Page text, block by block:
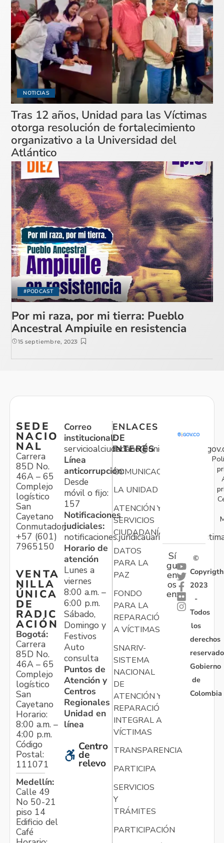
NOTICIAS
Tras 12 años, Unidad para las Víctimas
otorga resolución de fortalecimiento
organizativo a la Universidad del
Atlántico
#PODCAST
Por mi raza, por mi tierra: Pueblo
Ancestral Ampiuile en resistencia
15 septiembre, 2023
SEDE
NACIO
NAL
Carrera
85D No.
46A – 65
Complejo
logístico
San
Cayetano
Conmutador:
+57 (601)
7965150
VENTA
NILLA
ÚNICA
DE
RADIC
ACIÓN
Bogotá:
Carrera
85D No.
46A – 65
Complejo
logístico
San
Cayetano
Horario:
8:00 a.m. –
4:00 p.m.
Código
Postal:
111071
Medellín:
Calle 49
No 50-21
piso 14
Edificio del
Café
Correo
institucional:
Línea
anticorrupción:
Desde
móvil o fijo:
157
Notificaciones
judiciales:
Horario de
atención
Lunes a
viernes
8:00 a.m. –
6:00 p.m.
Sábado,
Domingo y
Festivos
Auto
consulta
Puntos de
Atención y
Centros
Regionales
Unidad en
línea
Centro
de
relevo
ENLACES
DE
INTERÉS
COMUNICACIONES
LA UNIDAD
ATENCIÓN Y
SERVICIOS
CIUDADANÍA
DATOS
PARA LA
PAZ
FONDO
PARA LA
REPARACIÓN
A VÍCTIMAS
SNARIV-
SISTEMA
NACIONAL
DE
ATENCIÓN Y
REPARACIÓN
INTEGRAL A
VÍCTIMAS
TRANSPARENCIA
PARTICIPA
SERVICIOS
Y
TRÁMITES
PARTICIPACIÓN
Sí
gu
en
os
en:
©
Copyrigth
2023
-
Todos
los
derechos
Gobierno
de
Colombia